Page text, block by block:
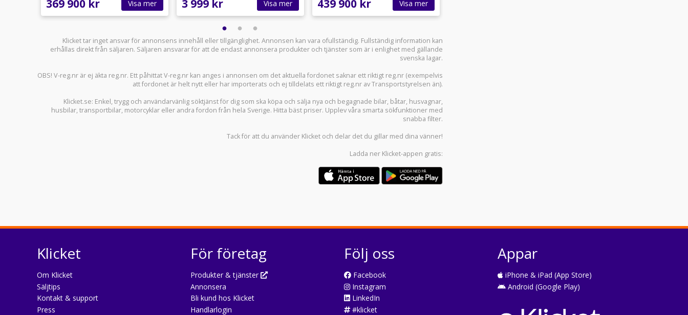
369 900 kr Visa mer 3 999 kr Visa mer 439 900 kr Visa mer
Klicket tar inget ansvar för annonsens innehåll eller tillgänglighet. Annonsen kan vara ofullständig. Fullständig information kan
erhållas direkt från säljaren. Säljaren ansvarar för att de endast annonsera produkter och tjänster som är i enlighet med gällande
svenska lagar.
OBS! V-reg.nr är ej äkta reg.nr. Ett påhittat V-reg.nr kan anges i annonsen om det aktuella fordonet saknar ett riktigt reg.nr (exempelvis
att fordonet är helt nytt eller har importerats och ej tilldelats ett riktigt reg.nr av Transportstyrelsen än).
Klicket.se: Enkel, trygg och användarvänlig söktjänst för dig som ska köpa och sälja nya och begagnade bilar, båtar, husvagnar,
husbilar,transportbilar, motorcyklar eller andra fordon från hela Sverige. Hitta bäst priser. Upplev våra smarta sökfunktioner med
snabba filter.
Tack för att du använder Klicket och delar det du gillar med dina vänner!
Ladda ner Klicket-appen gratis:
Klicket
Om Klicket
Säljtips
Kontakt & support
Press
För företag
Produkter & tjänster
Annonsera
Bli kund hos Klicket
Handlarlogin
Följ oss
Facebook
Instagram
LinkedIn
#klicket
Appar
iPhone & iPad (App Store)
Android (Google Play)